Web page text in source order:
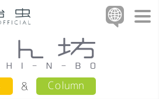
Column